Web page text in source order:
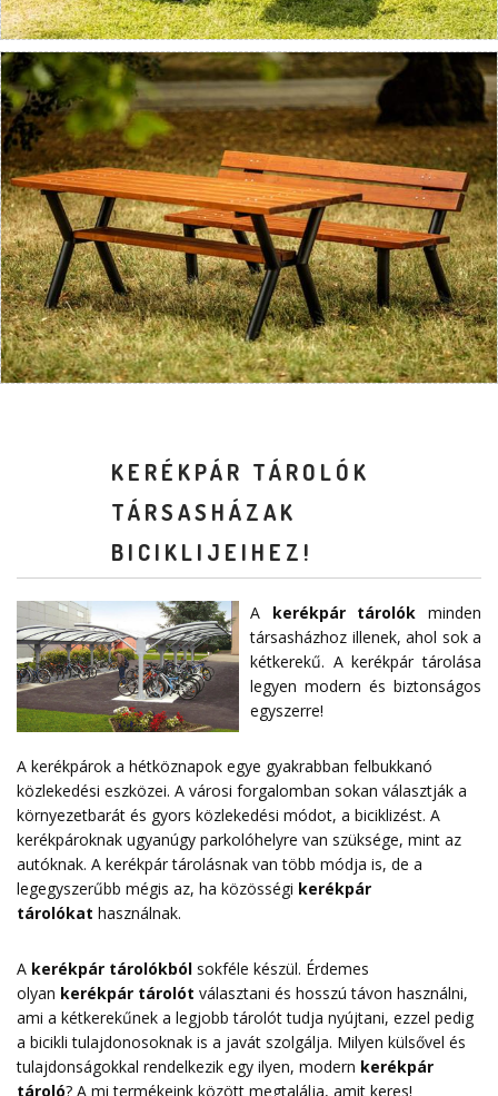
KERÉKPÁR TÁROLÓK
TÁRSASHÁZAK
BICIKLIJEIHEZ!
A kerékpár tárolók minden
társasházhoz illenek, ahol sok a
kétkerekű. A kerékpár tárolása
legyen modern és biztonságos
egyszerre!
A kerékpárok a hétköznapok egye gyakrabban felbukkanó
közlekedési eszközei. A városi forgalomban sokan választják a
környezetbarát és gyors közlekedési módot, a biciklizést. A
kerékpároknak ugyanúgy parkolóhelyre van szüksége, mint az
autóknak. A kerékpár tárolásnak van több módja is, de a
legegyszerűbb mégis az, ha közösségi kerékpár
tárolókat használnak.
A kerékpár tárolókból sokféle készül. Érdemes
olyan kerékpár tárolót választani és hosszú távon használni,
ami a kétkerekűnek a legjobb tárolót tudja nyújtani, ezzel pedig
a bicikli tulajdonosoknak is a javát szolgálja. Milyen külsővel és
tulajdonságokkal rendelkezik egy ilyen, modern kerékpár
tároló? A mi termékeink között megtalálja, amit keres!